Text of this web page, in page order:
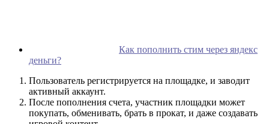
Как пополнить стим через яндекс
деньги?
Пользователь регистрируется на площадке, и заводит
активный аккаунт.
После пополнения счета, участник площадки может
покупать, обменивать, брать в прокат, и даже создавать